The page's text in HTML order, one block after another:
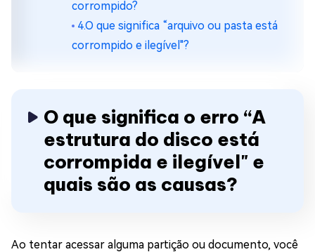
corrompido?
4.O que significa “arquivo ou pasta está
corrompido e ilegível"?
O que significa o erro “A
estrutura do disco está
corrompida e ilegível" e
quais são as causas?
Ao tentar acessar alguma partição ou documento, você